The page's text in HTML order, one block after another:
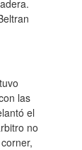
las
el
no